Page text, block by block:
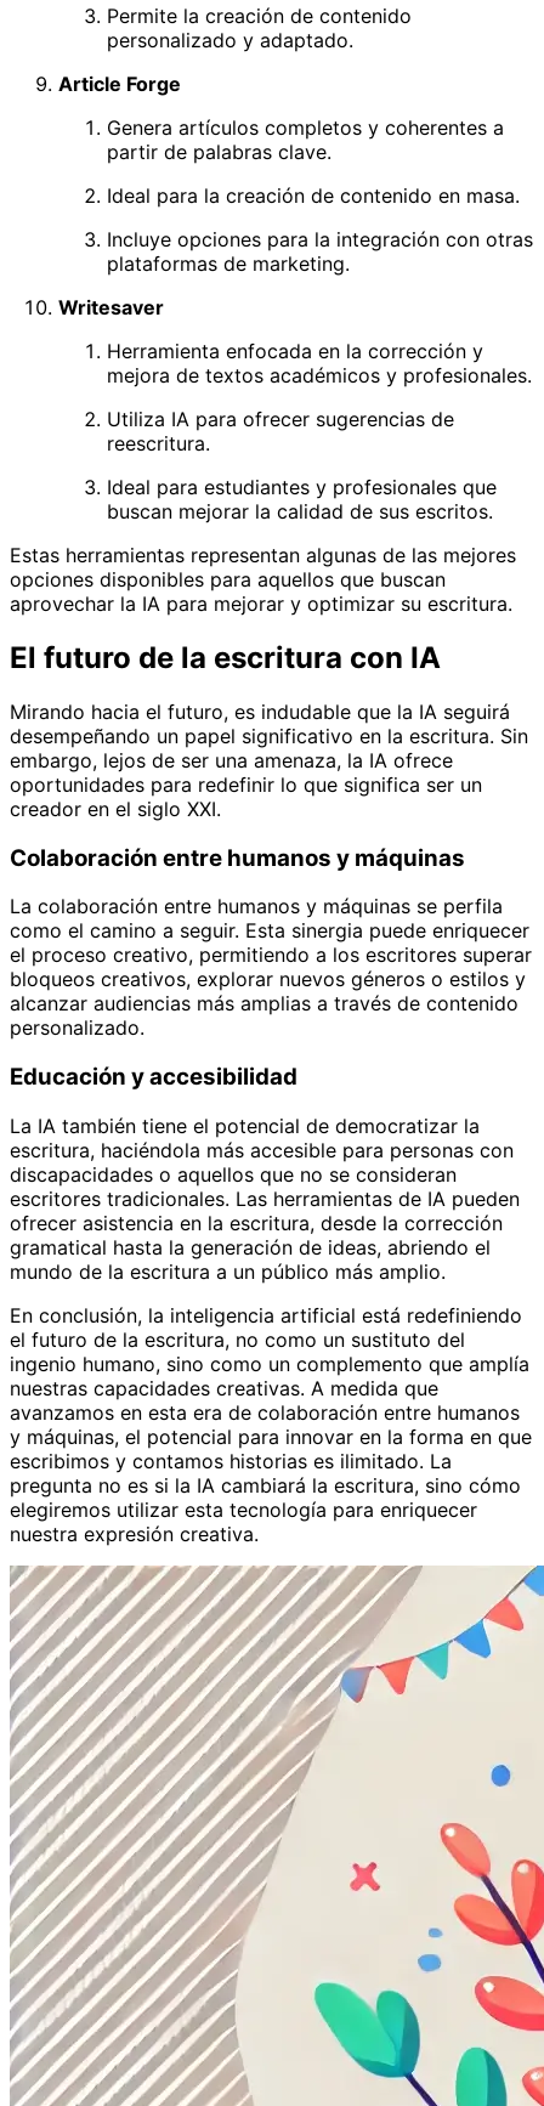
Permite la creación de contenido
personalizado y adaptado.
Article Forge
Genera artículos completos y coherentes a
partir de palabras clave.
Ideal para la creación de contenido en masa.
Incluye opciones para la integración con otras
plataformas de marketing.
Writesaver
Herramienta enfocada en la corrección y
mejora de textos académicos y profesionales.
Utiliza IA para ofrecer sugerencias de
reescritura.
Ideal para estudiantes y profesionales que
buscan mejorar la calidad de sus escritos.
Estas herramientas representan algunas de las mejores
opciones disponibles para aquellos que buscan
aprovechar la IA para mejorar y optimizar su escritura.
El futuro de la escritura con IA
Mirando hacia el futuro, es indudable que la IA seguirá
desempeñando un papel significativo en la escritura. Sin
embargo, lejos de ser una amenaza, la IA ofrece
oportunidades para redefinir lo que significa ser un
creador en el siglo XXI.
Colaboración entre humanos y máquinas
La colaboración entre humanos y máquinas se perfila
como el camino a seguir. Esta sinergia puede enriquecer
el proceso creativo, permitiendo a los escritores superar
bloqueos creativos, explorar nuevos géneros o estilos y
alcanzar audiencias más amplias a través de contenido
personalizado.
Educación y accesibilidad
La IA también tiene el potencial de democratizar la
escritura, haciéndola más accesible para personas con
discapacidades o aquellos que no se consideran
escritores tradicionales. Las herramientas de IA pueden
ofrecer asistencia en la escritura, desde la corrección
gramatical hasta la generación de ideas, abriendo el
mundo de la escritura a un público más amplio.
En conclusión, la inteligencia artificial está redefiniendo
el futuro de la escritura, no como un sustituto del
ingenio humano, sino como un complemento que amplía
nuestras capacidades creativas. A medida que
avanzamos en esta era de colaboración entre humanos
y máquinas, el potencial para innovar en la forma en que
escribimos y contamos historias es ilimitado. La
pregunta no es si la IA cambiará la escritura, sino cómo
elegiremos utilizar esta tecnología para enriquecer
nuestra expresión creativa.